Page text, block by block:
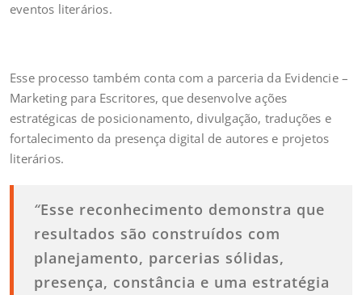
eventos literários.
Esse processo também conta com a parceria da Evidencie –
Marketing para Escritores, que desenvolve ações
estratégicas de posicionamento, divulgação, traduções e
fortalecimento da presença digital de autores e projetos
literários.
“Esse reconhecimento demonstra que
resultados são construídos com
planejamento, parcerias sólidas,
presença, constância e uma estratégia